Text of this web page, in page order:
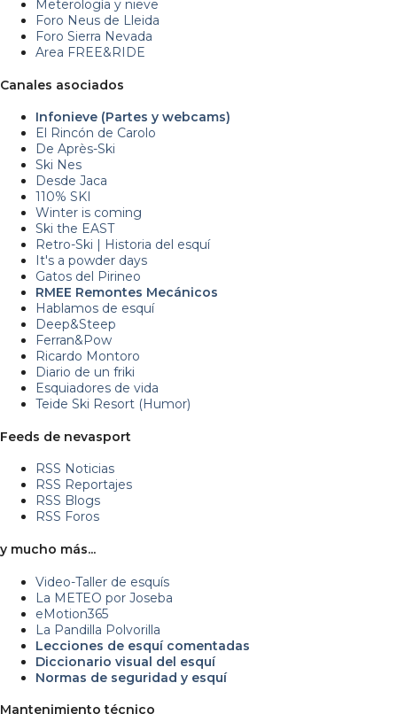
Meterología y nieve
Foro Neus de Lleida
Foro Sierra Nevada
Area FREE&RIDE
Canales asociados
Infonieve (Partes y webcams)
El Rincón de Carolo
De Après-Ski
Ski Nes
Desde Jaca
110% SKI
Winter is coming
Ski the EAST
Retro-Ski | Historia del esquí
It's a powder days
Gatos del Pirineo
RMEE Remontes Mecánicos
Hablamos de esquí
Deep&Steep
Ferran&Pow
Ricardo Montoro
Diario de un friki
Esquiadores de vida
Teide Ski Resort (Humor)
Feeds de nevasport
RSS Noticias
RSS Reportajes
RSS Blogs
RSS Foros
y mucho más...
Video-Taller de esquís
La METEO por Joseba
eMotion365
La Pandilla Polvorilla
Lecciones de esquí comentadas
Diccionario visual del esquí
Normas de seguridad y esquí
Mantenimiento técnico